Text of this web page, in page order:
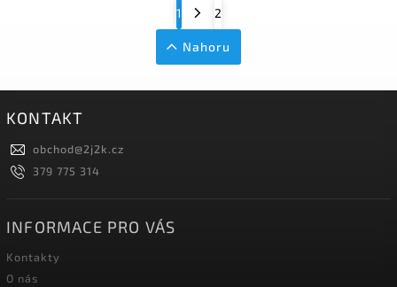
1 2
Nahoru
KONTAKT
obchod@2j2k.cz
379 775 314
INFORMACE PRO VÁS
Kontakty
O nás